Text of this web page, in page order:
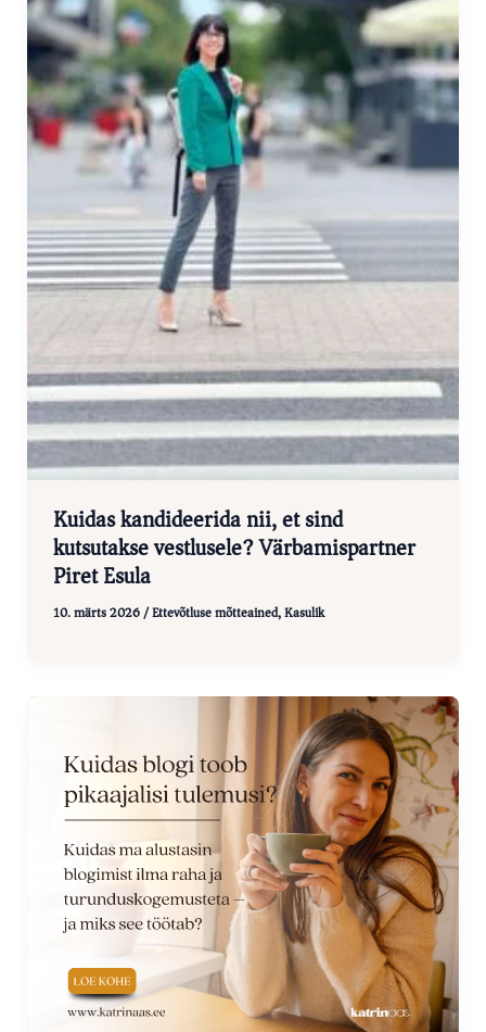
Kuidas kandideerida nii, et sind
kutsutakse vestlusele? Värbamispartner
Piret Esula
10. märts 2026/Ettevõtluse mõtteained,Kasulik